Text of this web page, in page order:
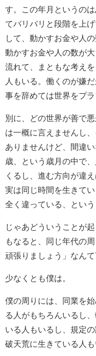
す。この年月というの
てバリバリと段階を上
して、動かすお金や人
動かすお金や人の数が
流れて、まともな考え
人もいる。働くのが嫌
事を辞めては世界をプ
別に、どの世界が善で
は一概に言えませんし
ありませんけど、間違
歳、という歳月の中で
くるし、進む方向が違
実は同じ時間を生きて
全く違っている、とい
じゃあどういうことが
もなると、同じ年代の
頑張りましょう」なんて
少なくとも僕は。
僕の周りには、同業を
る人がもちろんいるし
いる人もいるし、規定
破天荒に生きている人も